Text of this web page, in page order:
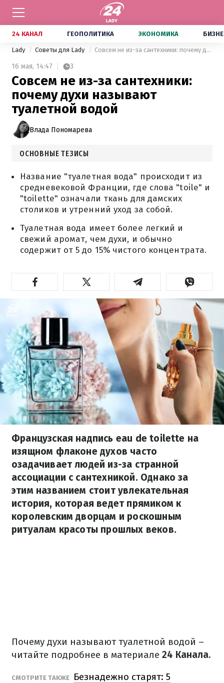
24 КАНАЛ ГЕОПОЛИТИКА ЭКОНОМИКА
Lady Советы для Lady Совсем не из-за сантехники: почему духи называют туалетной водой
16 мая, 14:47 3
Совсем не из-за сантехники:
почему духи называют
туалетной водой
Влада Пономарева
ОСНОВНЫЕ ТЕЗИСЫ
Название "туалетная вода" происходит из
средневековой Франции, где слова "toile" и
"toilette" означали ткань для дамских
столиков и утренний уход за собой.
Туалетная вода имеет более легкий и
свежий аромат, чем духи, и обычно
содержит от 5 до 15% чистого концентрата.
Французская надпись eau de toilette на
изящном флаконе духов часто
озадачивает людей из-за странной
ассоциации с сантехникой. Однако за
этим названием стоит увлекательная
история, которая ведет прямиком к
королевским дворцам и роскошным
ритуалам красоты прошлых веков.
Почему духи называют туалетной водой –
читайте подробнее в материале 24 Канала.
СМОТРИТЕ ТАКЖЕ
Безнадежно старят: 5